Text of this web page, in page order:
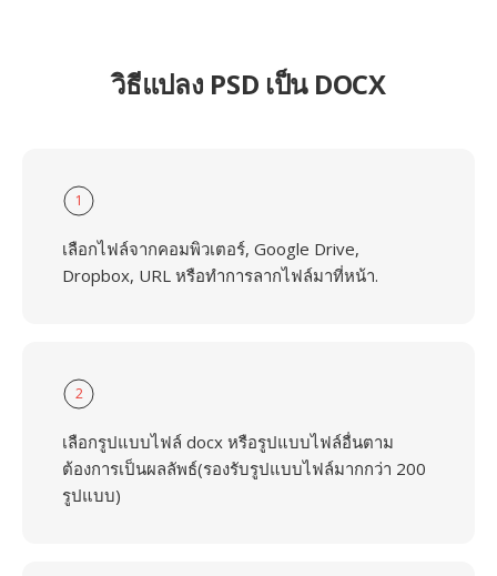
วิธีแปลง PSD เป็น DOCX
1
เลือกไฟล์จากคอมพิวเตอร์, Google Drive,
Dropbox, URL หรือทำการลากไฟล์มาที่หน้า.
2
เลือกรูปแบบไฟล์ docx หรือรูปแบบไฟล์อื่นตาม
ต้องการเป็นผลลัพธ์(รองรับรูปแบบไฟล์มากกว่า 200
รูปแบบ)